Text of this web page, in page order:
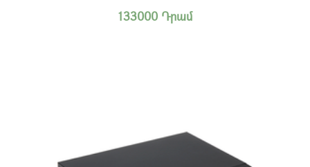
133000 Դրամ